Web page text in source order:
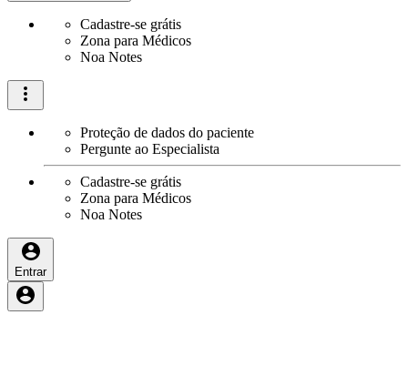
Cadastre-se grátis
Zona para Médicos
Noa Notes
Proteção de dados do paciente
Pergunte ao Especialista
Cadastre-se grátis
Zona para Médicos
Noa Notes
Entrar